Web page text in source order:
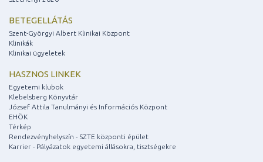
BETEGELLÁTÁS
Szent-Györgyi Albert Klinikai Központ
Klinikák
Klinikai ügyeletek
HASZNOS LINKEK
Egyetemi klubok
Klebelsberg Könyvtár
József Attila Tanulmányi és Információs Központ
EHÖK
Térkép
Rendezvényhelyszín - SZTE központi épület
Karrier - Pályázatok egyetemi állásokra, tisztségekre